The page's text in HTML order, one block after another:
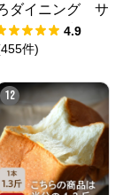
ダイニング サ
サクしょうゆア
モンド ペッパ
4.9
455件)
12